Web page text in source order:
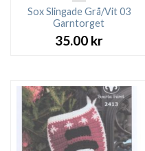
Sox Slingade Grå/Vit 03
Garntorget
35.00 kr